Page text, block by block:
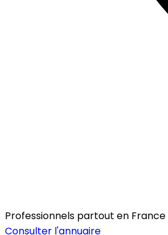
Professionnels partout en France
Consulter l'annuaire